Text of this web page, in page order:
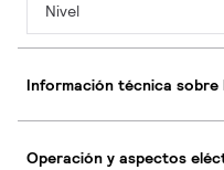
Nivel
Información técnica sobre
Operación y aspectos